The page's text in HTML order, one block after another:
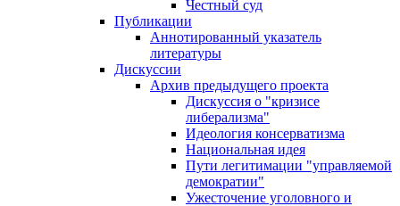
Честный суд
Публикации
Аннотированный указатель
литературы
Дискуссии
Архив предыдущего проекта
Дискуссия о "кризисе
либерализма"
Идеология консерватизма
Национальная идея
Пути легитимации "управляемой
демократии"
Ужесточение уголовного и